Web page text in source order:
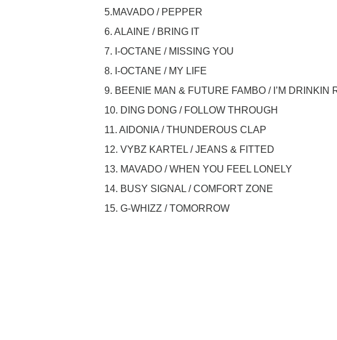
5.MAVADO / PEPPER
6. ALAINE / BRING IT
7. I-OCTANE / MISSING YOU
8. I-OCTANE / MY LIFE
9. BEENIE MAN & FUTURE FAMBO / I’M DRINKIN
10. DING DONG / FOLLOW THROUGH
11. AIDONIA / THUNDEROUS CLAP
12. VYBZ KARTEL / JEANS & FITTED
13. MAVADO / WHEN YOU FEEL LONELY
14. BUSY SIGNAL / COMFORT ZONE
15. G-WHIZZ / TOMORROW